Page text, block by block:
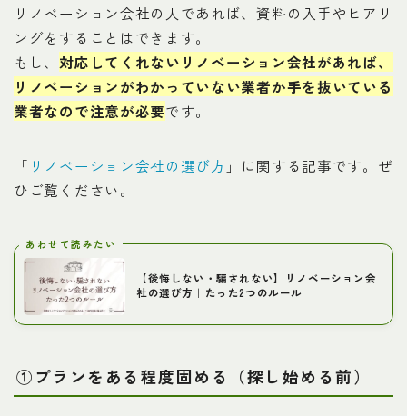
リノベーション会社の人であれば、資料の入手やヒアリ
ングをすることはできます。
もし、 対応してくれないリノベーション会社があれば、
リノベーションがわかっていない業者か手を抜いている
業者なので注意が必要です。
「 リノベーション会社の選び方 」に関する記事です。ぜ
ひご覧ください。
あわせて読みたい
【後悔しない・騙されない】リノベーション会
社の選び方｜たった2つのルール
①プランをある程度固める（探し始める前）